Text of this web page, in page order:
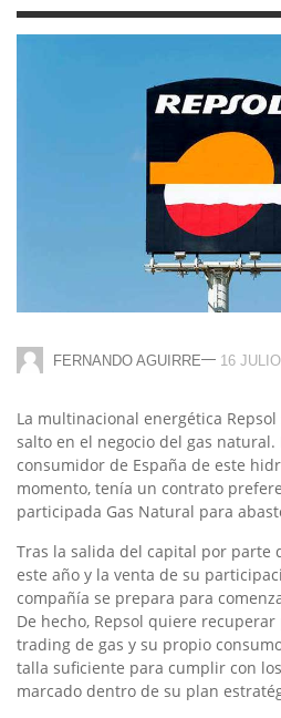
FERNANDO AGUIRRE— 16
La multinacional energética
salto en el negocio del gas
consumidor de España de este
momento, tenía un contrato
participada Gas Natural para
Tras la salida del capital por parte
este año y la venta de su
compañía se prepara para
De hecho, Repsol quiere
trading de gas y su propio
talla suficiente para cumplir con
marcado dentro de su plan